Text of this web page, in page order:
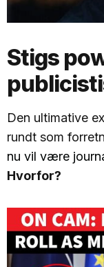
Stigs
Den ultimative
rundt som
nu vil være
Hvorfor?